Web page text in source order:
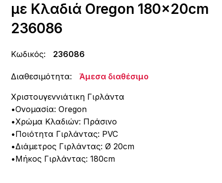
με Κλαδιά Oregon 180x20cm
236086
Κωδικός: 236086
Διαθεσιμότητα: Άμεσα διαθέσιμο
Χριστουγεννιάτικη Γιρλάντα
•Ονομασία: Oregon
•Χρώμα Κλαδιών: Πράσινο
•Ποιότητα Γιρλάντας: PVC
•Διάμετρος Γιρλάντας: Ø 20cm
•Μήκος Γιρλάντας: 180cm